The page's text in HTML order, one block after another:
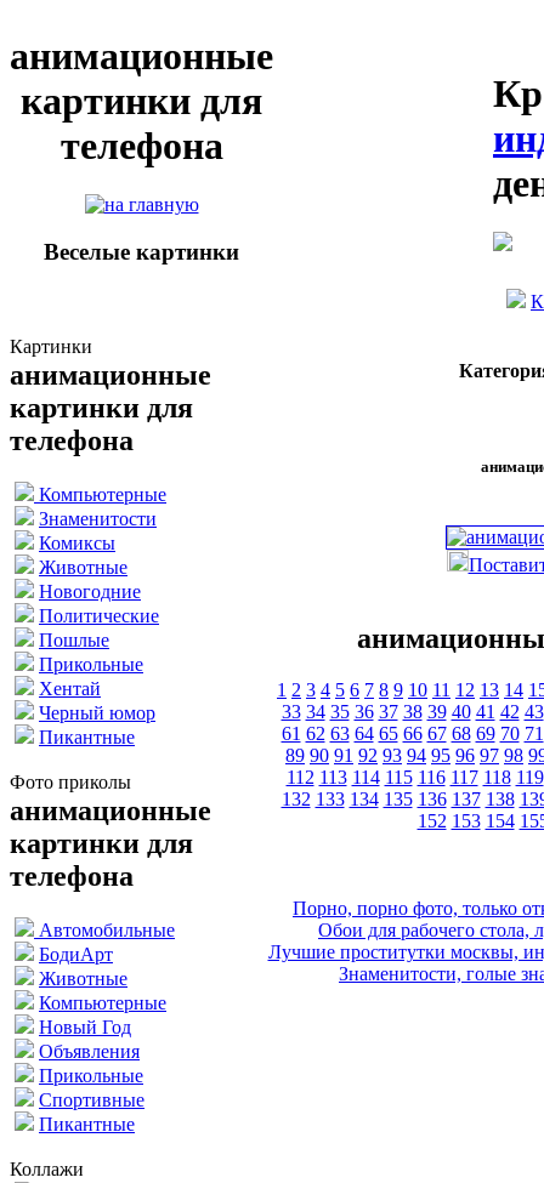
анимационные
картинки для
телефона
Веселые картинки
Картинки
анимационные
картинки для
телефона
Компьютерные
Знаменитости
Комиксы
Животные
Новогодние
Политические
Пошлые
Прикольные
Хентай
Черный юмор
Пикантные
Фото приколы
анимационные
картинки для
телефона
Автомобильные
БодиАрт
Животные
Компьютерные
Новый Год
Объявления
Прикольные
Спортивные
Пикантные
Коллажи
1 2 3 4 5 6 7 8 9 10 11 12 13 14
33 34 35 36 37 38 39 40 41 42 43
61 62 63 64 65 66 67 68 69 70 71
89 90 91 92 93 94 95 96 97 98
112 113 114 115 116 117 118 119
132 133 134 135 136 137 138
152 153 154
Порно, порно фото, только
Обои для рабочего стола,
Лучшие проститутки москвы,
Знаменитости, голые